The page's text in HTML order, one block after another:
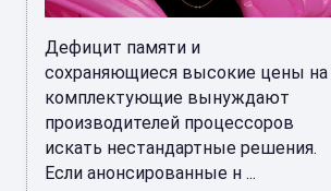
Дефицит памяти и
сохраняющиеся высокие цены на
комплектующие вынуждают
производителей процессоров
искать нестандартные решения.
Если анонсированные н ...